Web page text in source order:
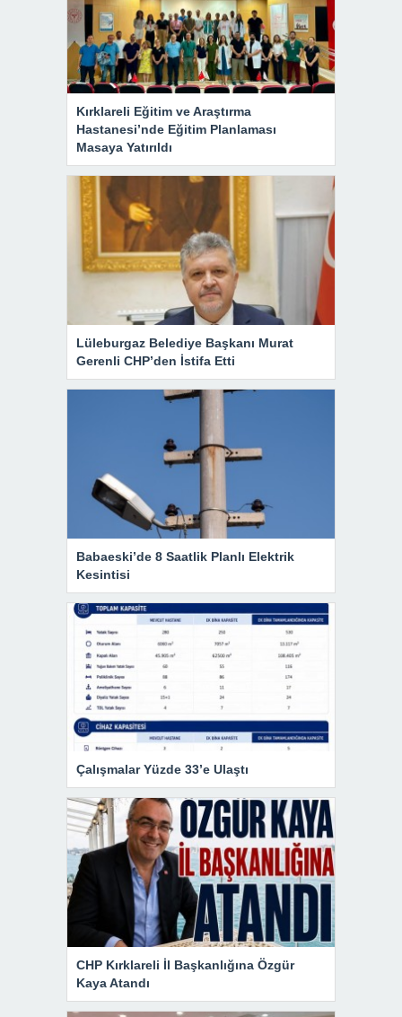
Kırklareli Eğitim ve Araştırma
Hastanesi’nde Eğitim Planlaması
Masaya Yatırıldı
Lüleburgaz Belediye Başkanı Murat
Gerenli CHP’den İstifa Etti
Babaeski’de 8 Saatlik Planlı Elektrik
Kesintisi
Çalışmalar Yüzde 33’e Ulaştı
CHP Kırklareli İl Başkanlığına Özgür
Kaya Atandı